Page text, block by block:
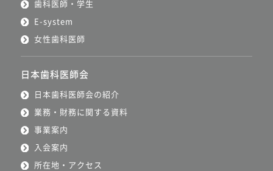
歯科医師・学生
E-system
女性歯科医師
日本歯科医師会
日本歯科医師会の紹介
業務・財務に関する資料
事業案内
入会案内
所在地・アクセス